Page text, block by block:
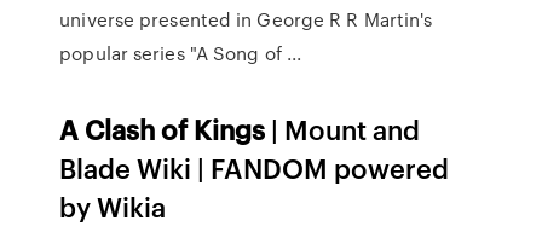
universe presented in George R R Martin's
popular series "A Song of ...
A ClashofKings | Mount and
Blade Wiki | FANDOM powered
by Wikia